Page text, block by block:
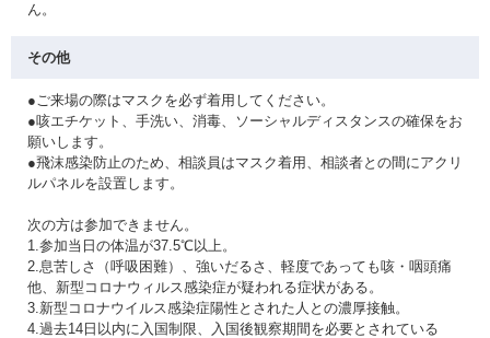
ん。
その他
●ご来場の際はマスクを必ず着用してください。
●咳エチケット、手洗い、消毒、ソーシャルディスタンスの確保をお
願いします。
●飛沫感染防止のため、相談員はマスク着用、相談者との間にアクリ
ルパネルを設置します。
次の方は参加できません。
1.参加当日の体温が37.5℃以上。
2.息苦しさ（呼吸困難）、強いだるさ、軽度であっても咳・咽頭痛
他、新型コロナウィルス感染症が疑われる症状がある。
3.新型コロナウイルス感染症陽性とされた人との濃厚接触。
4.過去14日以内に入国制限、入国後観察期間を必要とされている